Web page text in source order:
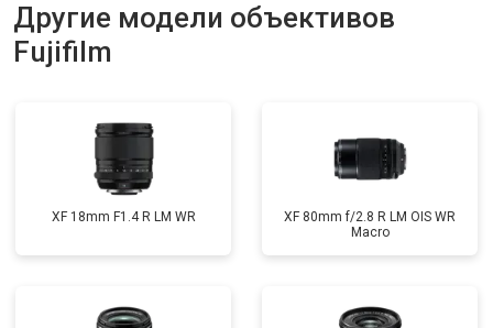
Другие модели объективов
Fujifilm
XF 18mm F1.4 R LM WR
XF 80mm f/2.8 R LM OIS WR
Macro